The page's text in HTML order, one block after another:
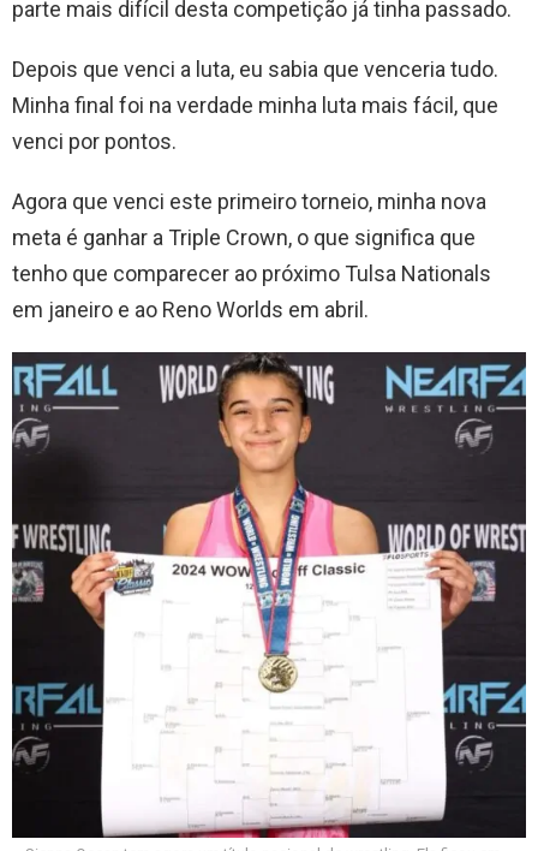
parte mais difícil desta competição já tinha passado.
Depois que venci a luta, eu sabia que venceria tudo.
Minha final foi na verdade minha luta mais fácil, que
venci por pontos.
Agora que venci este primeiro torneio, minha nova
meta é ganhar a Triple Crown, o que significa que
tenho que comparecer ao próximo Tulsa Nationals
em janeiro e ao Reno Worlds em abril.